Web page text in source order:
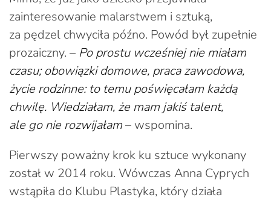
zainteresowanie malarstwem i sztuką,
za pędzel chwyciła późno. Powód był zupełnie
prozaiczny. – Po prostu wcześniej nie miałam
czasu; obowiązki domowe, praca zawodowa,
życie rodzinne: to temu poświęcałam każdą
chwilę. Wiedziałam, że mam jakiś talent,
ale go nie rozwijałam– wspomina.
Pierwszy poważny krok ku sztuce wykonany
został w 2014 roku. Wówczas Anna Cyprych
wstąpiła do Klubu Plastyka, który działa